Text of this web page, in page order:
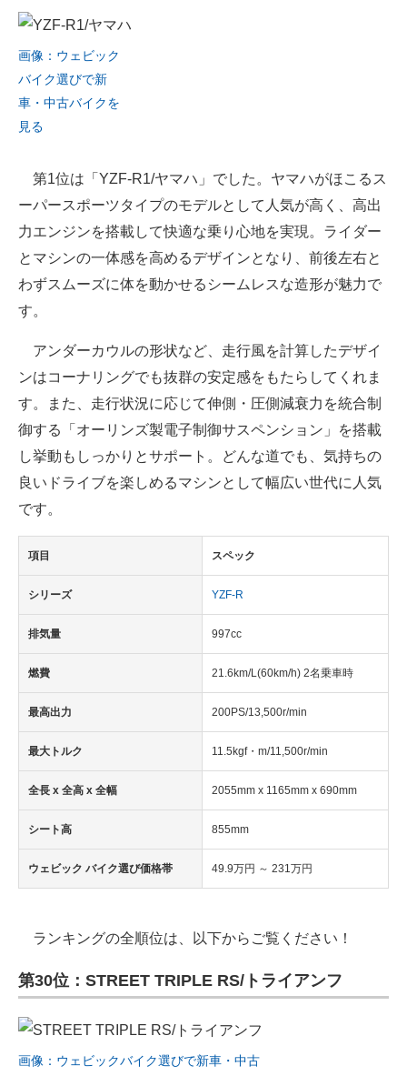
画像：ウェビック
バイク選びで新
車・中古バイクを
見る
第1位は「YZF-R1/ヤマハ」でした。ヤマハがほこるス
ーパースポーツタイプのモデルとして人気が高く、高出
力エンジンを搭載して快適な乗り心地を実現。ライダー
とマシンの一体感を高めるデザインとなり、前後左右と
わずスムーズに体を動かせるシームレスな造形が魅力で
す。
アンダーカウルの形状など、走行風を計算したデザイ
ンはコーナリングでも抜群の安定感をもたらしてくれま
す。また、走行状況に応じて伸側・圧側減衰力を統合制
御する「オーリンズ製電子制御サスペンション」を搭載
し挙動もしっかりとサポート。どんな道でも、気持ちの
良いドライブを楽しめるマシンとして幅広い世代に人気
です。
項目 スペック
シリーズ YZF-R
排気量 997cc
燃費 21.6km/L(60km/h) 2名乗車時
最高出力 200PS/13,500r/min
最大トルク 11.5kgf・m/11,500r/min
全長 x 全高 x 全幅 2055mm x 1165mm x 690mm
シート高 855mm
ウェビック バイク選び価格帯 49.9万円 ～ 231万円
ランキングの全順位は、以下からご覧ください！
第30位：STREET TRIPLE RS/トライアンフ
画像：ウェビックバイク選びで新車・中古